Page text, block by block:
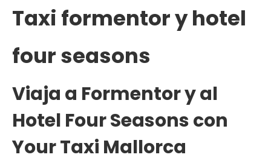
Taxi formentor y hotel
four seasons
Viaja a Formentor y al
Hotel Four Seasons con
Your Taxi Mallorca